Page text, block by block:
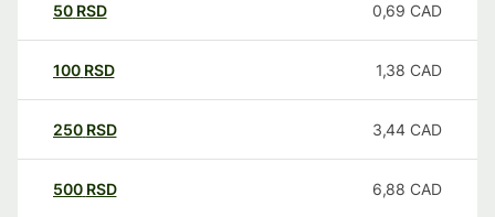
50 RSD 0,69 CAD
100 RSD 1,38 CAD
250 RSD 3,44 CAD
500 RSD 6,88 CAD